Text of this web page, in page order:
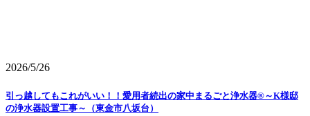
2026/5/26
引っ越してもこれがいい！！愛用者続出の家中まるごと浄水器®～K様邸
の浄水器設置工事～（東金市八坂台）